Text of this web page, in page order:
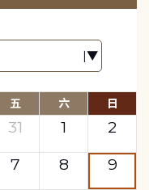
五 六 日
31 1
2
7 8
9